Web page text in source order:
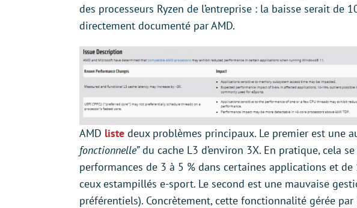
des processeurs Ryzen de l’entreprise : la baisse serait de
directement documenté par AMD.
AMD liste deux problèmes principaux. Le premier est une
fonctionnelle”du cache L3 d’environ 3X. En pratique, cela
performances de 3 à 5 % dans certaines applications et
ceux estampillés e-sport. Le second est une mauvaise
préférentiels). Concrètement, cette fonctionnalité gérée